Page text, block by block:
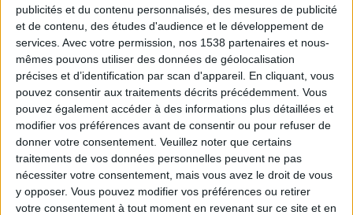
publicités et du contenu personnalisés, des mesures de publicité
et de contenu, des études d'audience et le développement de
services. Avec votre permission, nos 1538 partenaires et nous-
mêmes pouvons utiliser des données de géolocalisation
précises et d’identification par scan d'appareil. En cliquant, vous
pouvez consentir aux traitements décrits précédemment. Vous
pouvez également accéder à des informations plus détaillées et
modifier vos préférences avant de consentir ou pour refuser de
donner votre consentement. Veuillez noter que certains
traitements de vos données personnelles peuvent ne pas
nécessiter votre consentement, mais vous avez le droit de vous
y opposer. Vous pouvez modifier vos préférences ou retirer
votre consentement à tout moment en revenant sur ce site et en
Service-client & Motivation Voir tout
Les équipes du Service-client et de la
Communauté Savoir Maigrir vous aident
chaque semaine à vous rapprocher
sereinement de votre objectif minceur.
Votre bilan minceur(env. 2